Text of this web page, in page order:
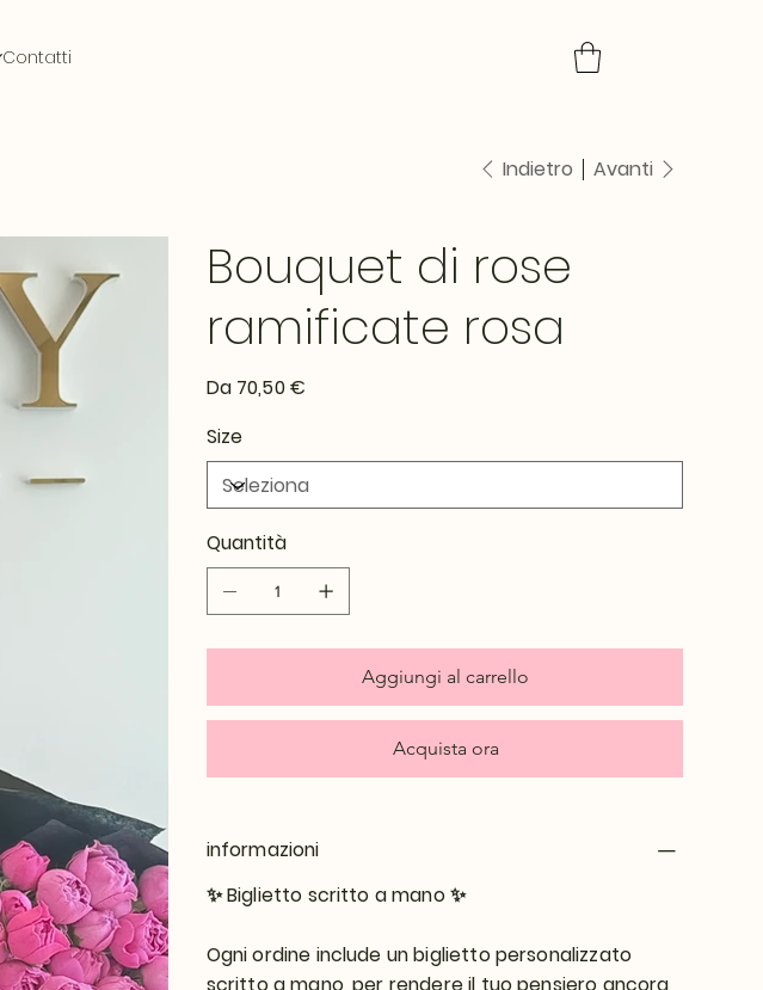
Contatti
Indietro Avanti
Bouquet di rose
ramificate rosa
Da Prezzo
70,50 €
Size
Quantità
Aggiungi al carrello
Acquista ora
informazioni
✨Biglietto scritto a mano ✨
Ogni ordine include un biglietto personalizzato